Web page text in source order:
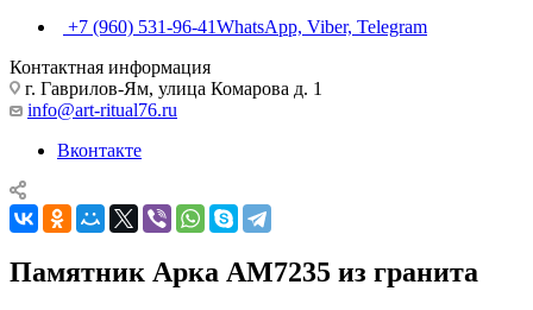
+7 (960) 531-96-41WhatsApp, Viber, Telegram
Контактная информация
г. Гаврилов-Ям, улица Комарова д. 1
info@art-ritual76.ru
Вконтакте
Памятник Арка AM7235 из гранита